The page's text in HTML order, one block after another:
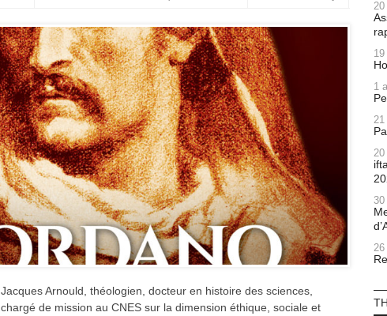
Jacques Arnould, théologien, docteur en histoire des sciences,
chargé de mission au CNES sur la dimension éthique, sociale et
20
1
21
20
26